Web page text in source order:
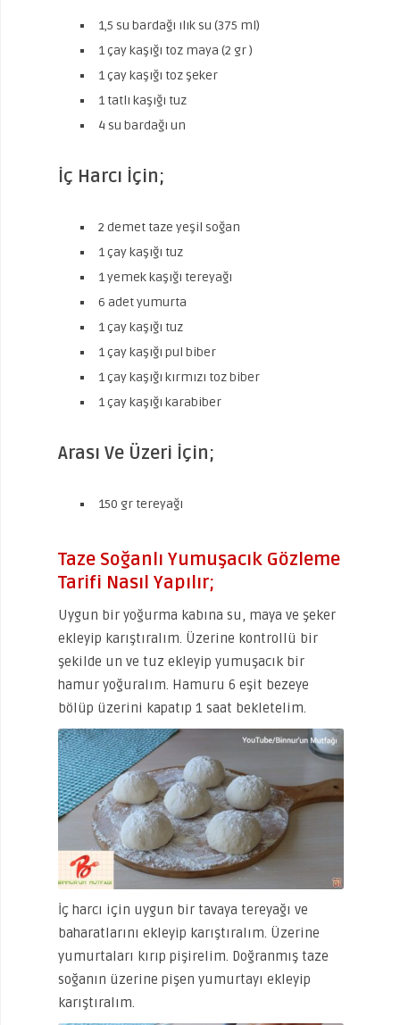
1,5 su bardağı ılık su (375 ml)
1 çay kaşığı toz maya (2 gr )
1 çay kaşığı toz şeker
1 tatlı kaşığı tuz
4 su bardağı un
İç Harcı İçin;
2 demet taze yeşil soğan
1 çay kaşığı tuz
1 yemek kaşığı tereyağı
6 adet yumurta
1 çay kaşığı tuz
1 çay kaşığı pul biber
1 çay kaşığı kırmızı toz biber
1 çay kaşığı karabiber
Arası Ve Üzeri İçin;
150 gr tereyağı
Taze Soğanlı Yumuşacık Gözleme
Tarifi Nasıl Yapılır;
Uygun bir yoğurma kabına su, maya ve şeker
ekleyip karıştıralım. Üzerine kontrollü bir
şekilde un ve tuz ekleyip yumuşacık bir
hamur yoğuralım. Hamuru 6 eşit bezeye
bölüp üzerini kapatıp 1 saat bekletelim.
İç harcı için uygun bir tavaya tereyağı ve
baharatlarını ekleyip karıştıralım. Üzerine
yumurtaları kırıp pişirelim. Doğranmış taze
soğanın üzerine pişen yumurtayı ekleyip
karıştıralım.